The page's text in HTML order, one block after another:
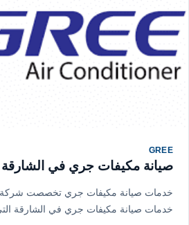
GREE
صيانة مكيفات جري في الشارقة
خدمات صيانة مكيفات جري تخصصت شركة
خدمات صيانة مكيفات جري في الشارقة